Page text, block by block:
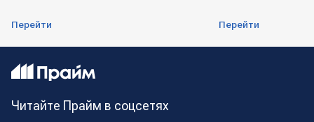
Перейти Перейти
Читайте Прайм в соцсетях